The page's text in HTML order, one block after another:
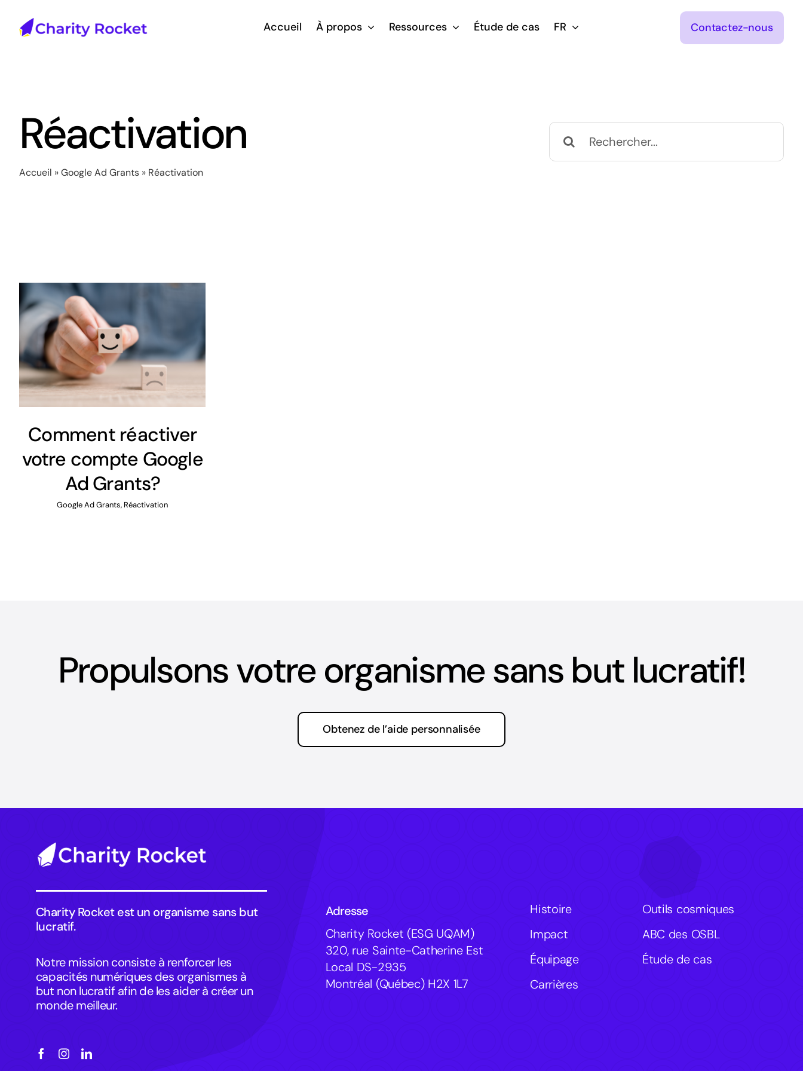
Accueil À propos Ressources Étude de cas FR Contactez-nous
Réactivation
Accueil »Google Ad Grants» Réactivation
Rechercher:
Comment réactiver
votre compte Google
Ad Grants?
Google Ad Grants, Réactivation
Propulsons votre organisme sans but lucratif!
Obtenez de l’aide personnalisée
Charity Rocket est un organisme sans but
lucratif.
Notre mission consiste à renforcer les
capacités numériques des organismes à
but non lucratif afin de les aider à créer un
monde meilleur.
Adresse
Charity Rocket (ESG UQAM)
320, rue Sainte-Catherine Est
Local DS-2935
Montréal (Québec) H2X 1L7
Histoire
Impact
Équipage
Carrières
Outils cosmiques
ABC des OSBL
Étude de cas